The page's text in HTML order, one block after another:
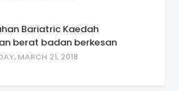
Bariatric Kaedah
berat badan berkesan
MARCH 21, 2018